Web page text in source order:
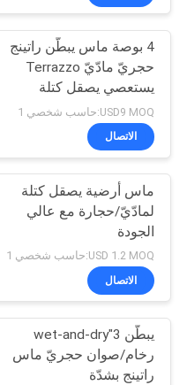
يدويّ
26
مادّيّ
23
4 بوصة ماس يبطّن راتينج
حجريّ مادّيّ Terrazzo
يستعصي يصقل كتلة
USD9 MOQ:حاسب شخصي 1
الاتصال
ماس أرضية يصقل كتلة
لمادّيّ/حجارة مع عالي
الجودة
USD 1.2 MOQ:حاسب شخصي 1
الاتصال
يبطّن 3"wet-and-dry
رخام/صوان حجريّ ماس
راتينج بشدّة